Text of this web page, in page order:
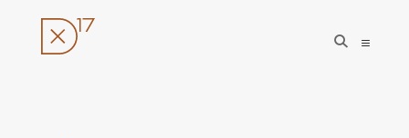
open
search
open